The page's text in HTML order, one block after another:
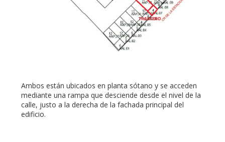
Ambos están ubicados en planta sótano y se acceden
mediante una rampa que desciende desde el nivel de la
calle, justo a la derecha de la fachada principal del
edificio.